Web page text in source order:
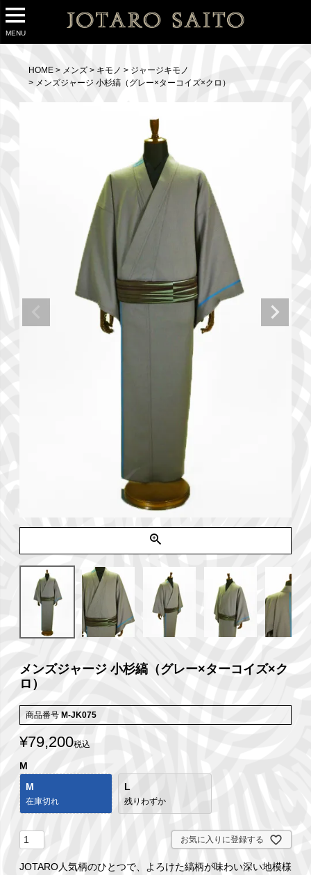
MENU
HOME メンズ キモノ
ジャージキモノ
メンズジャージ 小杉縞（グレー×ターコイズ×クロ）
メンズジャージ 小杉縞（グレー×ターコイズ×ク
ロ）
商品番号 M-JK075
¥79,200税込
M
M
在庫切れ
L
残りわずか
お気に入りに登録する
JOTARO人気柄のひとつで、よろけた縞柄が味わい深い地模様